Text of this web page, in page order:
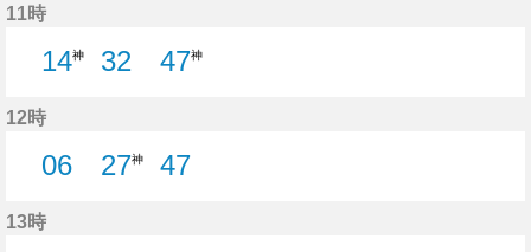
11時
14神
32
47神
12時
06
27神
47
13時